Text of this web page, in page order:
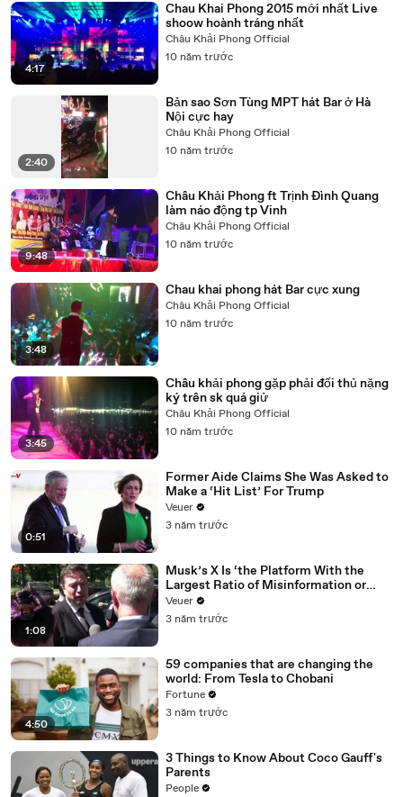
4:17
Chau Khai Phong 2015 mới nhất Live
shoow hoành tráng nhất
Châu Khải Phong Official
10 năm trước
2:40
Bản sao Sơn Tùng MPT hát Bar ở Hà
Nội cực hay
Châu Khải Phong Official
10 năm trước
9:48
Châu Khải Phong ft Trịnh Đình Quang
làm náo động tp Vinh
Châu Khải Phong Official
10 năm trước
3:48
Chau khai phong hát Bar cực xung
Châu Khải Phong Official
10 năm trước
3:45
Châu khải phong gặp phải đối thủ nặng
ký trên sk quá giử
Châu Khải Phong Official
10 năm trước
0:51
Former Aide Claims She Was Asked to
Make a ‘Hit List’ For Trump
Veuer
3 năm trước
1:08
Musk’s X Is ‘the Platform With the
Largest Ratio of Misinformation or
Disinformation’ Amongst All Social
Media Platforms
Veuer
3 năm trước
4:50
59 companies that are changing the
world: From Tesla to Chobani
Fortune
3 năm trước
3 Things to Know About Coco Gauff's
Parents
People